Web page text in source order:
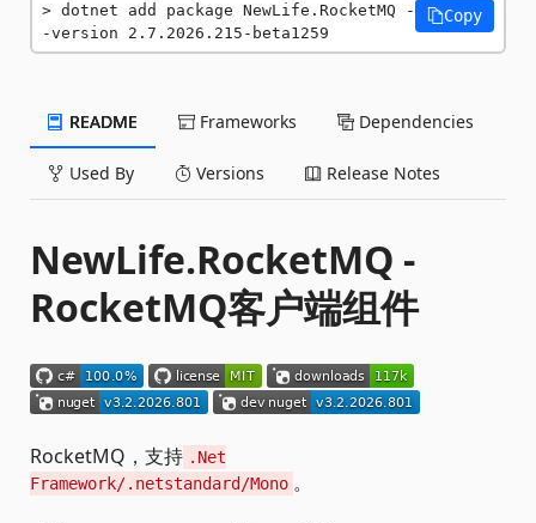
dotnet add package NewLife.RocketMQ -
-version 2.7.2026.215-beta1259
Copy
README Frameworks Dependencies
Used By Versions Release Notes
NewLife.RocketMQ -
RocketMQ客户端组件
RocketMQ，支持 .Net
Framework/.netstandard/Mono 。